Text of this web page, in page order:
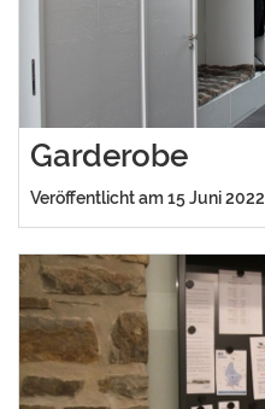
Garderobe
Veröffentlicht am 15 Juni 2022